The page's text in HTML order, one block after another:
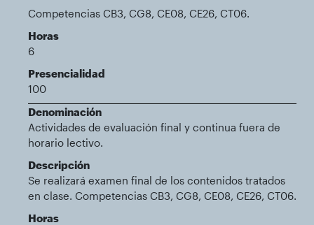
Competencias CB3, CG8, CE08, CE26, CT06.
Horas
6
Presencialidad
100
Denominación
Actividades de evaluación final y continua fuera de
horario lectivo.
Descripción
Se realizará examen final de los contenidos tratados
en clase. Competencias CB3, CG8, CE08, CE26, CT06.
Horas